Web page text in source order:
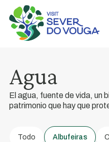
Agua
El agua, fuente de vida, un
patrimonio que hay que
Todo Albufeiras
de
Esteves/
Embalse
Ofrece
un